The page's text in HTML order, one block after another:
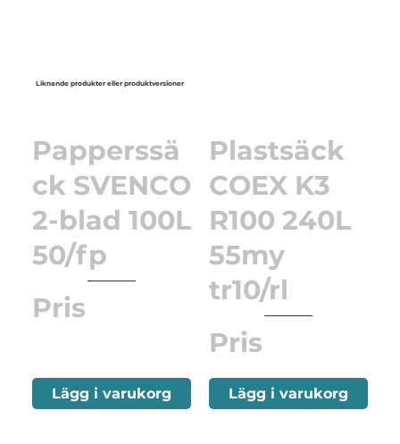
Liknande produkter eller produktversioner
Papperssä
ck SVENCO
2-blad 100L
50/fp
Pris
Lägg i varukorg
Plastsäck
COEX K3
R100 240L
55my
tr10/rl
Pris
Lägg i varukorg